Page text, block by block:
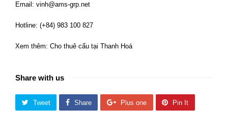
Email: vinh@ams-grp.net
Hotline: (+84) 983 100 827
Xem thêm: Cho thuê cẩu tại Thanh Hoá
Share with us
Tweet Share Plus one Pin It